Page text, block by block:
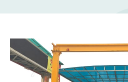
Беларуская мова
Kiswahili
Dansk